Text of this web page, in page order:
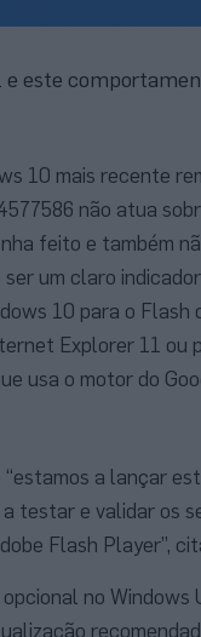
e este
10 mais recente
não atua
feito e também
um claro
10 para o Flash
Explorer 11 ou
usa o motor do
a lançar
testar e validar os
Flash Player”,
no Windows